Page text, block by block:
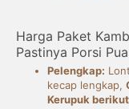
Harga Paket
Pastinya Porsi
Pelengkap:
kecap lengkap,
Kerupuk